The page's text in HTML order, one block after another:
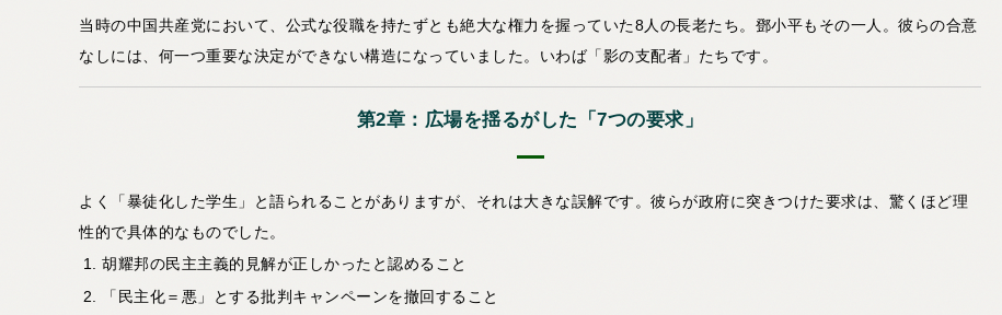
当時の中国共産党において、公式な役職を持たずとも絶大な権力を握っていた8人の長老たち。鄧小平もその一人。彼らの合意
なしには、何一つ重要な決定ができない構造になっていました。いわば「影の支配者」たちです。
第2章：広場を揺るがした「7つの要求」
よく「暴徒化した学生」と語られることがありますが、それは大きな誤解です。彼らが政府に突きつけた要求は、驚くほど理
性的で具体的なものでした。
胡耀邦の民主主義的見解が正しかったと認めること
「民主化＝悪」とする批判キャンペーンを撤回すること